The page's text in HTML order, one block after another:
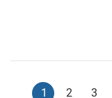
1 2 3